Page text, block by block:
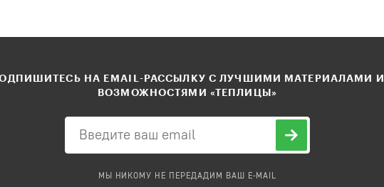
НА EMAIL-РАССЫЛКУ С ЛУЧШИМИ МАТЕРИАЛАМИ И
ВОЗМОЖНОСТЯМИ «ТЕПЛИЦЫ»
МЫ НИКОМУ НЕ ПЕРЕДАДИМ ВАШ E-MAIL